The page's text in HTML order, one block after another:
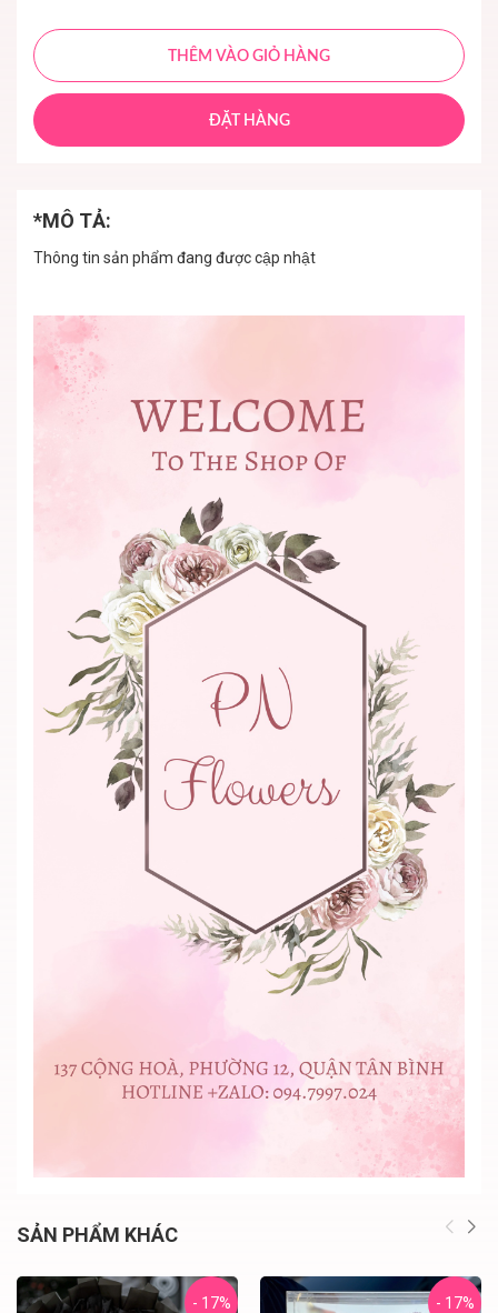
THÊM VÀO GIỎ HÀNG
ĐẶT HÀNG
*MÔ TẢ:
Thông tin sản phẩm đang được cập nhật
SẢN PHẨM KHÁC
- 17% - 17%